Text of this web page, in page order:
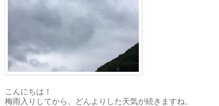
こんにちは！
梅雨入りしてから、どんよりした天気が続きますね。